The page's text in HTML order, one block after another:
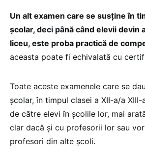
Un alt examen care se susține în
școlar, deci până când elevii devin
liceu, este proba practică de
aceasta poate fi echivalată cu
Toate aceste examenele care se
școlar, în timpul clasei a XII-a/a
de către elevi în școlile lor, mai
clar dacă și cu profesorii lor sau
profesori din alte școli.